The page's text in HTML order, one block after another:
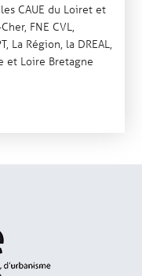
les CAUE du Loiret et
FNE CVL,
La Région, la DREAL,
et Loire Bretagne